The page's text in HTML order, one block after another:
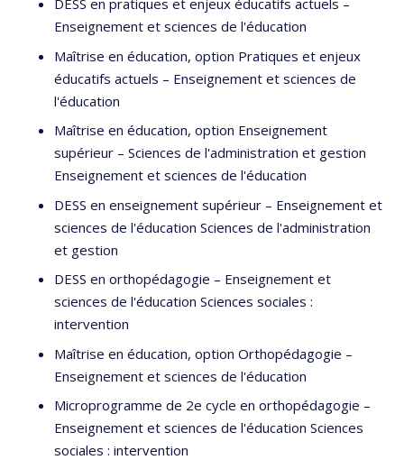
DESS en pratiques et enjeux éducatifs actuels –
Enseignement et sciences de l'éducation
Maîtrise en éducation, option Pratiques et enjeux
éducatifs actuels – Enseignement et sciences de
l'éducation
Maîtrise en éducation, option Enseignement
supérieur – Sciences de l'administration et gestion
Enseignement et sciences de l'éducation
DESS en enseignement supérieur – Enseignement et
sciences de l'éducation Sciences de l'administration
et gestion
DESS en orthopédagogie – Enseignement et
sciences de l'éducation Sciences sociales :
intervention
Maîtrise en éducation, option Orthopédagogie –
Enseignement et sciences de l'éducation
Microprogramme de 2e cycle en orthopédagogie –
Enseignement et sciences de l'éducation Sciences
sociales : intervention